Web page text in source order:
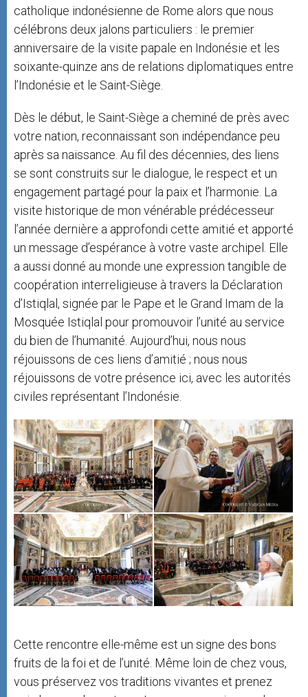
catholique indonésienne de Rome alors que nous
célébrons deux jalons particuliers : le premier
anniversaire de la visite papale en Indonésie et les
soixante-quinze ans de relations diplomatiques entre
l’Indonésie et le Saint-Siège.
Dès le début, le Saint-Siège a cheminé de près avec
votre nation, reconnaissant son indépendance peu
après sa naissance. Au fil des décennies, des liens
se sont construits sur le dialogue, le respect et un
engagement partagé pour la paix et l’harmonie. La
visite historique de mon vénérable prédécesseur
l’année dernière a approfondi cette amitié et apporté
un message d’espérance à votre vaste archipel. Elle
a aussi donné au monde une expression tangible de
coopération interreligieuse à travers la Déclaration
d’Istiqlal, signée par le Pape et le Grand Imam de la
Mosquée Istiqlal pour promouvoir l’unité au service
du bien de l’humanité. Aujourd’hui, nous nous
réjouissons de ces liens d’amitié ; nous nous
réjouissons de votre présence ici, avec les autorités
civiles représentant l’Indonésie.
Cette rencontre elle-même est un signe des bons
fruits de la foi et de l’unité. Même loin de chez vous,
vous préservez vos traditions vivantes et prenez